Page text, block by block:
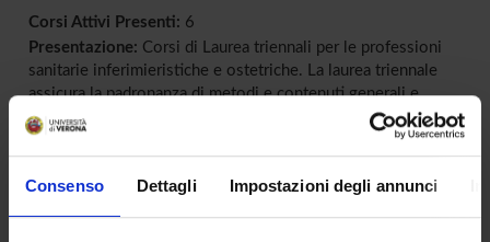
Consenso Dettagli Impostazioni degli annunci
Corsi Attivi Presenti: 6
Presentazione: Corsi di Laurea triennali per le professioni
sanitarie inferimieristiche e ostetriche. La laurea triennale
assicura la padronanza di metodi e contenuti generali e
specifici, spendibili nel mondo del lavoro.
Lista
Corsi di laurea in professioni
sanitarie tecniche